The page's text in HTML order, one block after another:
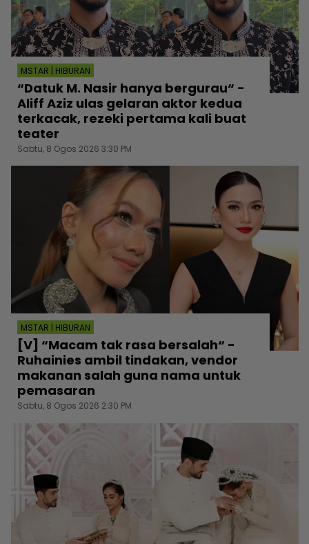
MSTAR | HIBURAN
“Datuk M. Nasir hanya bergurau“ -
Aliff Aziz ulas gelaran aktor kedua
terkacak, rezeki pertama kali buat
teater
Sabtu, 8 Ogos 2026 3:30 PM
MSTAR | HIBURAN
[V] “Macam tak rasa bersalah“ -
Ruhainies ambil tindakan, vendor
makanan salah guna nama untuk
pemasaran
Sabtu, 8 Ogos 2026 2:30 PM